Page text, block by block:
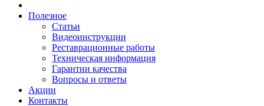
Полезное
Статьи
Видеоинструкции
Реставрационные работы
Техническая информация
Гарантии качества
Вопросы и ответы
Акции
Контакты